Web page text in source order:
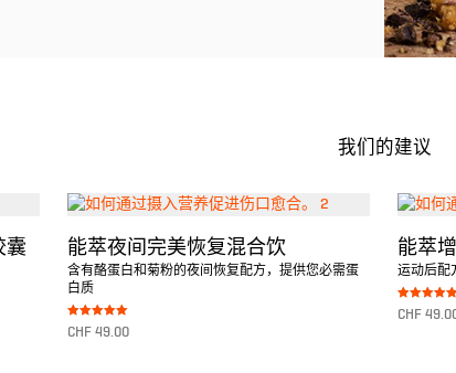
我们的建议
囊 能萃夜间完美恢复混合饮
含有酪蛋白和菊粉的夜间恢复配方，提供您必需蛋
白质
Bewertet mit
5.00
CHF 49.00
能萃
运动后配
Bewertet mit
5.00
CHF